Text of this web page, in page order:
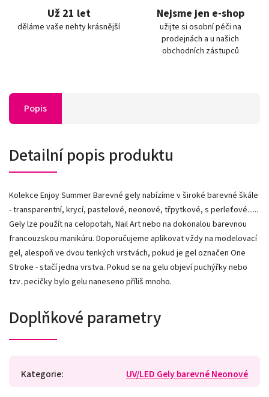
Už 21 let
děláme vaše nehty krásnější
Nejsme jen e-shop
užijte si osobní péči na
prodejnách a u našich
obchodních zástupců
Popis
Detailní popis produktu
Kolekce Enjoy Summer Barevné gely nabízíme v široké barevné škále
- transparentní, krycí, pastelové, neonové, třpytkové, s perleťové......
Gely lze použít na celopotah, Nail Art nebo na dokonalou barevnou
francouzskou manikúru. Doporučujeme aplikovat vždy na modelovací
gel, alespoň ve dvou tenkých vrstvách, pokud je gel označen One
Stroke - stačí jedna vrstva. Pokud se na gelu objeví puchýřky nebo
tzv. pecičky bylo gelu naneseno příliš mnoho.
Doplňkové parametry
Kategorie: UV/LED Gely barevné Neonové